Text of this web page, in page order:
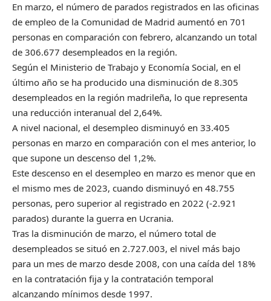
En marzo, el número de parados registrados en las oficinas
de empleo de la Comunidad de Madrid aumentó en 701
personas en comparación con febrero, alcanzando un total
de 306.677 desempleados en la región.
Según el Ministerio de Trabajo y Economía Social, en el
último año se ha producido una disminución de 8.305
desempleados en la región madrileña, lo que representa
una reducción interanual del 2,64%.
A nivel nacional, el desempleo disminuyó en 33.405
personas en marzo en comparación con el mes anterior, lo
que supone un descenso del 1,2%.
Este descenso en el desempleo en marzo es menor que en
el mismo mes de 2023, cuando disminuyó en 48.755
personas, pero superior al registrado en 2022 (-2.921
parados) durante la guerra en Ucrania.
Tras la disminución de marzo, el número total de
desempleados se situó en 2.727.003, el nivel más bajo
para un mes de marzo desde 2008, con una caída del 18%
en la contratación fija y la contratación temporal
alcanzando mínimos desde 1997.